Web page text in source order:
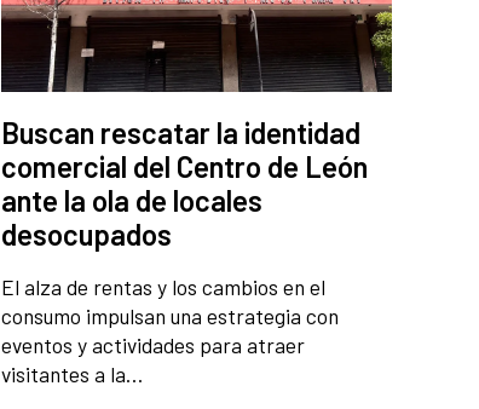
Buscan rescatar la identidad
comercial del Centro de León
ante la ola de locales
desocupados
El alza de rentas y los cambios en el
consumo impulsan una estrategia con
eventos y actividades para atraer
visitantes a la…